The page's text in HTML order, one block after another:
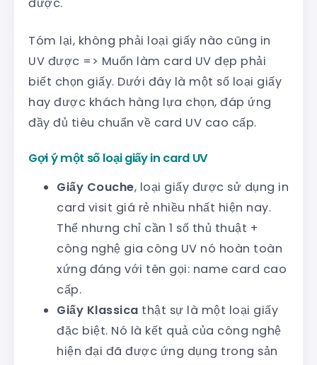
được.
Tóm lại, không phải loại giấy nào cũng in
UV được => Muốn làm card UV đẹp phải
biết chọn giấy. Dưới đây là một số loại giấy
hay được khách hàng lựa chọn, đáp ứng
đầy đủ tiêu chuẩn về card UV cao cấp.
Gợi ý một số loại giấy in card UV
Giấy Couche, loại giấy được sử dụng in
card visit giá rẻ nhiều nhất hiện nay.
Thể nhưng chỉ cần 1 số thủ thuật +
công nghệ gia công UV nó hoàn toàn
xứng đáng với tên gọi: name card cao
cấp.
Giấy Klassica thật sự là một loại giấy
đặc biệt. Nó là kết quả của công nghệ
hiện đại đã được ứng dụng trong sản